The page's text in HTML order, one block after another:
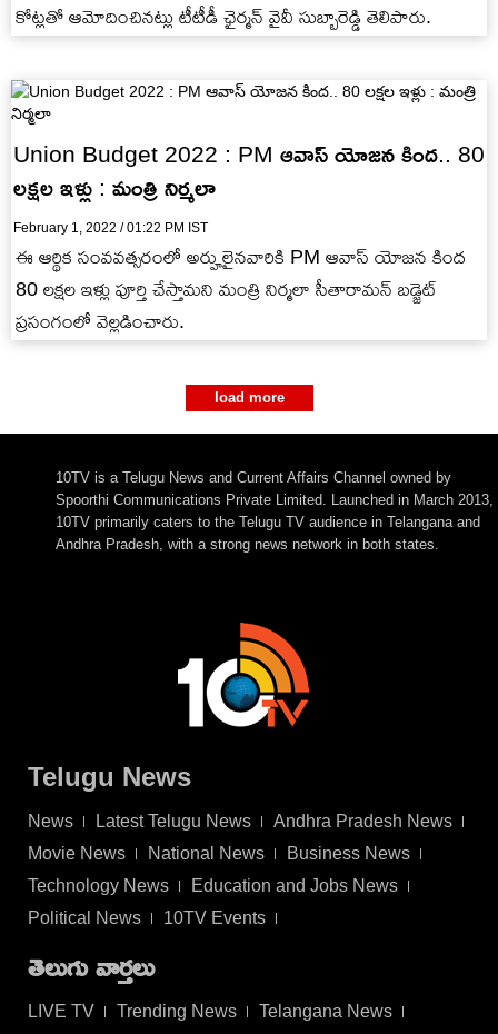
కోట్లతో ఆమోదించినట్లు టీటీడీ ఛైర్మన్ వైవీ సుబ్బారెడ్డి తెలిపారు.
Union Budget 2022 : PM ఆవాస్ యోజన కింద.. 80
లక్షల ఇళ్లు : మంత్రి నిర్మలా
February 1, 2022 / 01:22 PM IST
ఈ ఆర్థిక సంవవత్సరంలో అర్హులైనవారికి PM ఆవాస్ యోజన కింద
80 లక్షల ఇళ్లు పూర్తి చేస్తామని మంత్రి నిర్మలా సీతారామన్ బడ్జెట్
ప్రసంగంలో వెల్లడించారు.
load more
10TV is a Telugu News and Current Affairs Channel owned by
Spoorthi Communications Private Limited. Launched in March 2013,
10TV primarily caters to the Telugu TV audience in Telangana and
Andhra Pradesh, with a strong news network in both states.
Telugu News
News Latest Telugu News
Andhra Pradesh News
Movie News
National News
Business News
Technology News
Education and Jobs News
Political News
10TV Events
తెలుగు వార్తలు
LIVE TV Trending News Telangana News